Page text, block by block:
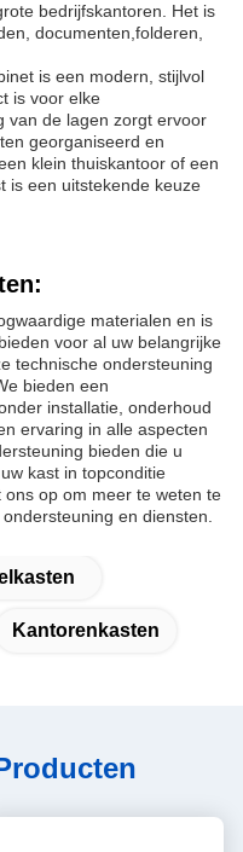
bedrijfskantoren. Het is
documenten,folderen,
is een modern, stijlvol
is voor elke
van de lagen zorgt ervoor
georganiseerd en
klein thuiskantoor of een
is een uitstekende keuze
materialen en is
voor al uw belangrijke
technische ondersteuning
bieden een
installatie, onderhoud
ervaring in alle aspecten
bieden die u
kast in topconditie
op om meer te weten te
en diensten.
Kantorenkasten